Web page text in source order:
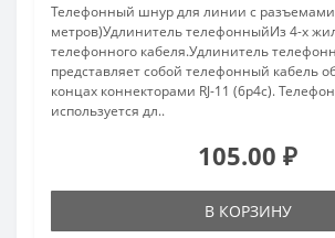
Телефонный шнур для линии c разъемами
метров)Удлинитель телефонныйИз 4-х
телефонного кабеля.Удлинитель
представляет собой телефонный кабель
концах коннекторами RJ-11 (6p4c).
используется дл..
105.00 ₽
В КОРЗИНУ